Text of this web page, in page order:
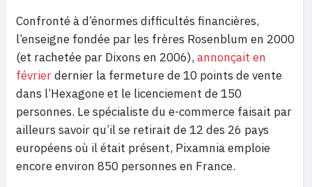
Confronté à d’énormes difficultés financières,
l’enseigne fondée par les frères Rosenblum en 2000
(et rachetée par Dixons en 2006), annonçait en
févrierdernier la fermeture de 10 points de vente
dans l’Hexagone et le licenciement de 150
personnes. Le spécialiste du e-commerce faisait par
ailleurs savoir qu’il se retirait de 12 des 26 pays
européens où il était présent, Pixamnia emploie
encore environ 850 personnes en France.